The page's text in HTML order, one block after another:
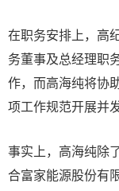
在职务安排上，高
务董事及总经理职
作，而高海纯将协
项工作规范开展并
事实上，高海纯除
合富家能源股份有